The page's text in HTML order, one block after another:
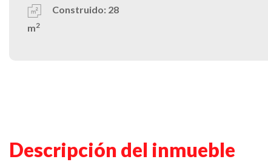
Construido: 28
m2
Descripción del inmueble